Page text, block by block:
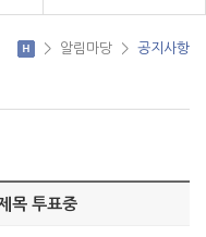
> 알림마당 > 공지사항
목 투표중